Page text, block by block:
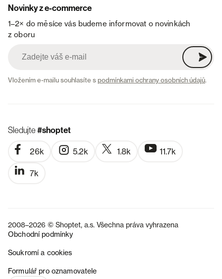
Novinky z e-commerce
1–2× do měsíce vás budeme informovat o novinkách
z oboru
Vložením e-mailu souhlasíte spodmínkami ochrany osobních údajů.
Sledujte#shoptet
26k 5.2k 1.8k 11.7k
7k
2008–2026 © Shoptet, a.s. Všechna práva vyhrazena
Obchodní podmínky
Soukromí a cookies
Formulář pro oznamovatele